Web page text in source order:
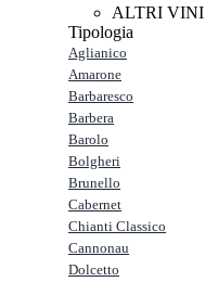
ALTRI VINI
Tipologia
Aglianico
Amarone
Barbaresco
Barbera
Barolo
Bolgheri
Brunello
Cabernet
Chianti Classico
Cannonau
Dolcetto